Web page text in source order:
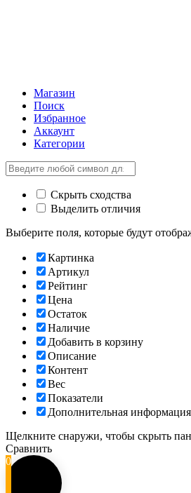
Магазин
Поиск
Избранное
Аккаунт
Категории
Скрыть сходства
Выделить отличия
Выберите поля, которые будут
Картинка
Артикул
Рейтинг
Цена
Остаток
Наличие
Добавить в корзину
Описание
Контент
Вес
Показатели
Дополнительная информация
Щелкните снаружи, чтобы скрыть
Сравнить
0